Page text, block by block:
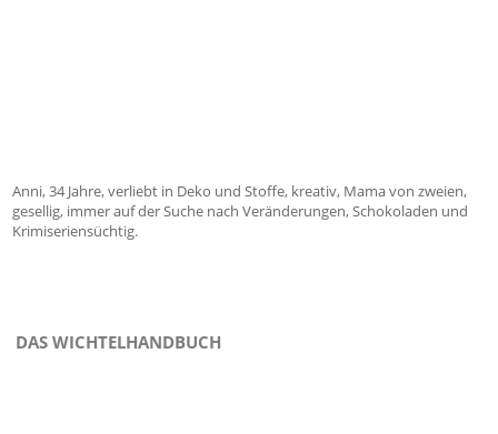
Anni, 34 Jahre, verliebt in Deko und Stoffe, kreativ, Mama von zweien,
gesellig, immer auf der Suche nach Veränderungen, Schokoladen und
Krimiseriensüchtig.
DAS WICHTELHANDBUCH